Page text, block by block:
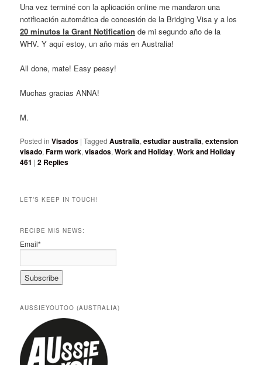
Una vez terminé con la aplicación online me mandaron una
notificación automática de concesión de la Bridging Visa y a los
20 minutos la Grant Notification de mi segundo año de la
WHV. Y aquí estoy, un año más en Australia!
All done, mate! Easy peasy!
Muchas gracias ANNA!
M.
Posted in Visados |Tagged Australia,estudiar australia,extension
visado,Farm work,visados,Work and Holiday,Work and Holiday
461 |2 Replies
LET’S KEEP IN TOUCH!
RECIBE MIS NEWS:
Email*
AUSSIEYOUTOO (AUSTRALIA)